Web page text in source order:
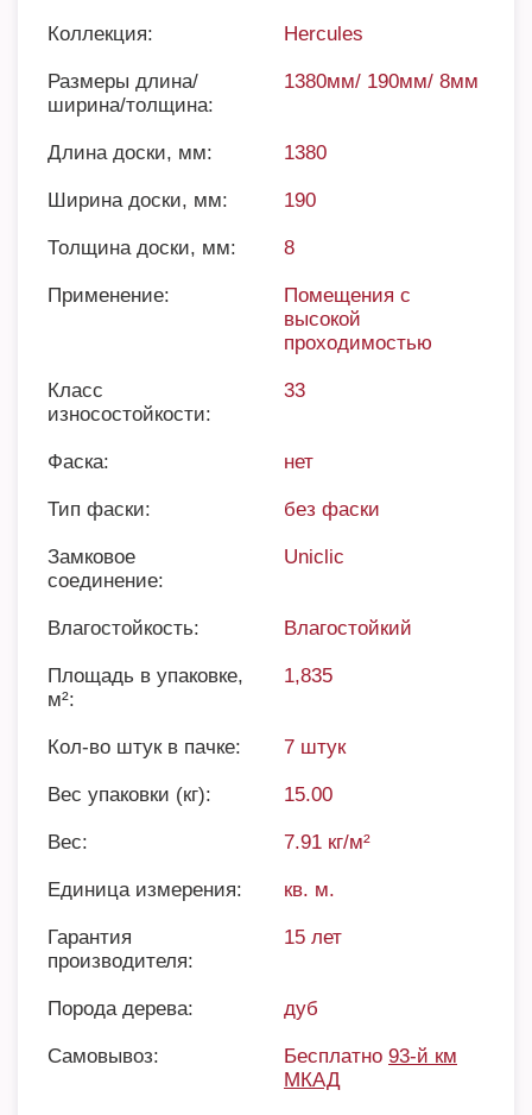
Коллекция: Hercules
Размеры длина/
ширина/толщина:
1380мм/ 190мм/ 8мм
Длина доски, мм: 1380
Ширина доски, мм: 190
Толщина доски, мм: 8
Применение:
Помещения с
высокой
проходимостью
Класс
износостойкости:
33
Фаска: нет
Тип фаски: без фаски
Замковое
соединение:
Uniclic
Влагостойкость: Влагостойкий
Площадь в упаковке,
м²:
1,835
Кол-во штук в пачке: 7 штук
Вес упаковки (кг): 15.00
Вес: 7.91 кг/м²
Единица измерения: кв. м.
Гарантия
производителя:
15 лет
Порода дерева: дуб
Самовывоз: Бесплатно 93-й км
МКАД